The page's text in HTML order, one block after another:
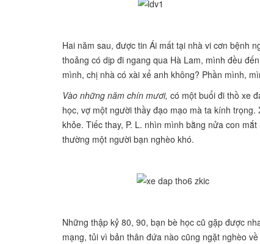
Hai năm sau, được tin Ái mất tại nhà vi cơn bệnh
thoảng có dịp đi ngang qua Hà Lam, mình đều
mình, chị nhà có xài xể anh không? Phần mình,
Vào những năm chín mươi, có một buổi đi thồ xe
học, vợ một người thầy đạo mạo mà ta kính trọng.
khỏe. Tiếc thay, P. L. nhìn mình bằng nửa con
thường một người bạn nghèo khó.
Những thập kỷ 80, 90, bạn bè học cũ gặp được
mạng, tủi vì bản thân đứa nào cũng ngặt nghèo